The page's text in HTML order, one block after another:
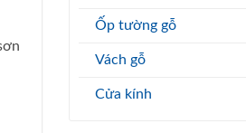
Ốp tường gỗ
Vách gỗ
Cửa kính